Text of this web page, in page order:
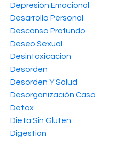
Depresión Emocional
Desarrollo Personal
Descanso Profundo
Deseo Sexual
Desintoxicacion
Desorden
Desorden Y Salud
Desorganización Casa
Detox
Dieta Sin Gluten
Digestión